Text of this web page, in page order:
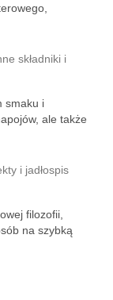
składniki i
smaku i
ale także
i jadłospis
filozofii,
na szybką